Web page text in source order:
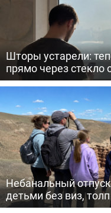
Шторы устарели:
прямо через стекло
Небанальный
детьми без виз,